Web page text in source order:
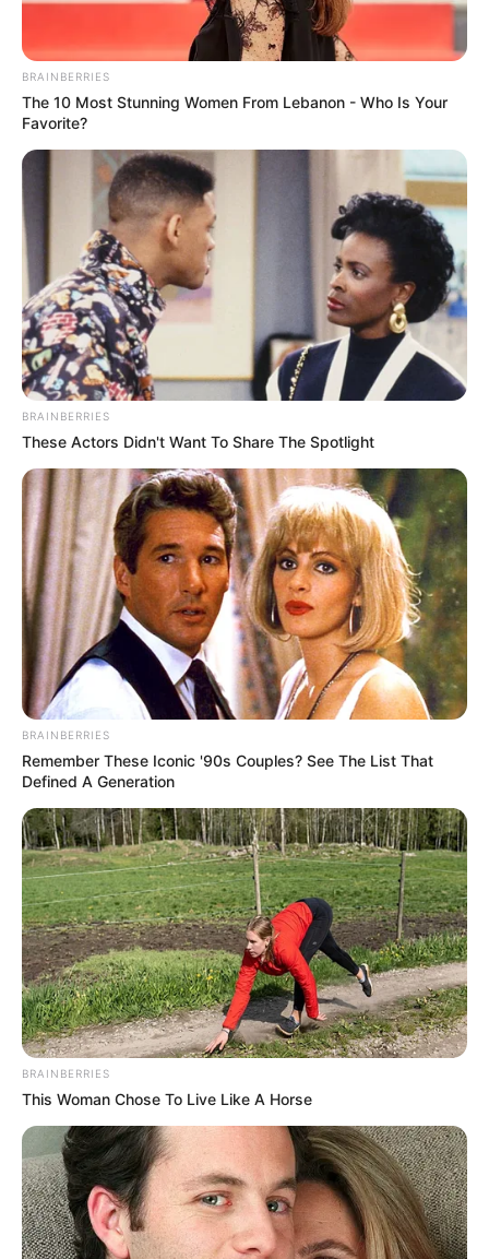
Magyar Péter édesapja
megrázó mondatokkal állt
a kamerák elé: „Kritizálják
ezt a kormányt is
kíméletlenül”
BRAINBERRIES
The 10 Most Stunning Women From Lebanon - Who Is Your
Favorite?
BRAINBERRIES
These Actors Didn't Want To Share The Spotlight
BRAINBERRIES
Remember These Iconic '90s Couples? See The List That
Defined A Generation
BRAINBERRIES
This Woman Chose To Live Like A Horse